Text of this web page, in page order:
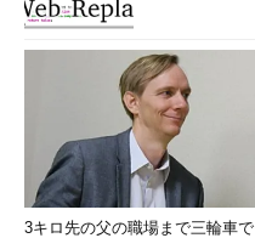
3キロ先の父の職場まで三輪車で